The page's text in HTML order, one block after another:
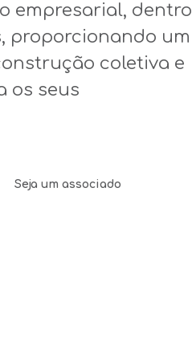
empresarial, dentro
, proporcionando um
coletiva e
os seus
Seja um associado